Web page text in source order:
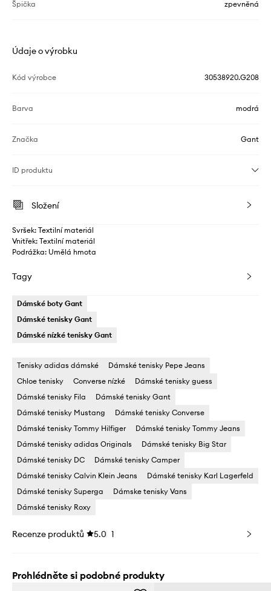
Špička zpevněná
Údaje o výrobku
Kód výrobce 30538920.G208
Barva modrá
Značka Gant
ID produktu
Složení
Svršek: Textilní materiál
Vnitřek: Textilní materiál
Podrážka: Umělá hmota
Tagy
Dámské boty Gant
Dámské tenisky Gant
Dámské nízké tenisky Gant
Tenisky adidas dámské
Dámské tenisky Pepe Jeans
Chloe tenisky
Converse nízké
Dámské tenisky guess
Dámské tenisky Fila
Dámské tenisky Gant
Dámské tenisky Mustang
Dámské tenisky Converse
Dámské tenisky Tommy Hilfiger
Dámské tenisky Tommy Jeans
Dámské tenisky adidas Originals
Dámské tenisky Big Star
Dámské tenisky DC
Dámské tenisky Camper
Dámské tenisky Calvin Klein Jeans
Dámské tenisky Karl Lagerfeld
Dámské tenisky Superga
Dámske tenisky Vans
Dámské tenisky Roxy
Recenze produktů 5.0 1
Prohlédněte si podobné produkty